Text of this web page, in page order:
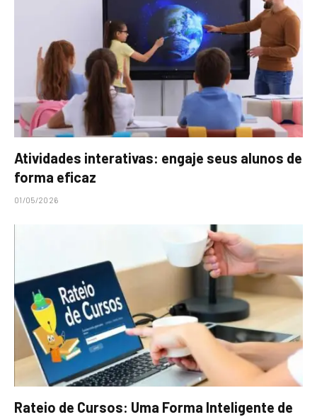
Atividades interativas: engaje seus alunos de
forma eficaz
01/05/2026
Rateio de Cursos: Uma Forma Inteligente de